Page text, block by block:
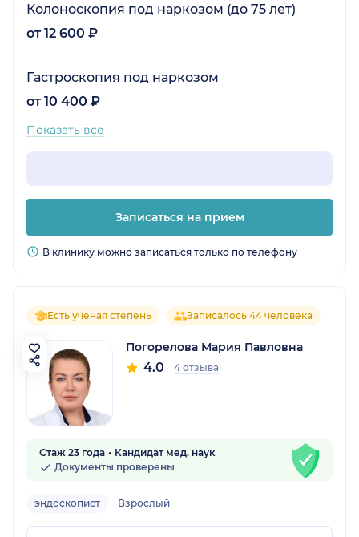
Колоноскопия под наркозом (до 75 лет)
от 12 600 ₽
Гастроскопия под наркозом
от 10 400 ₽
Показать все
Записаться на прием
В клинику можно записаться только по телефону
Есть ученая степень Записалось 44 человека
Погорелова Мария Павловна
4.0 4 отзыва
Стаж 23 года
Кандидат мед. наук
Документы проверены
эндоскопист Взрослый